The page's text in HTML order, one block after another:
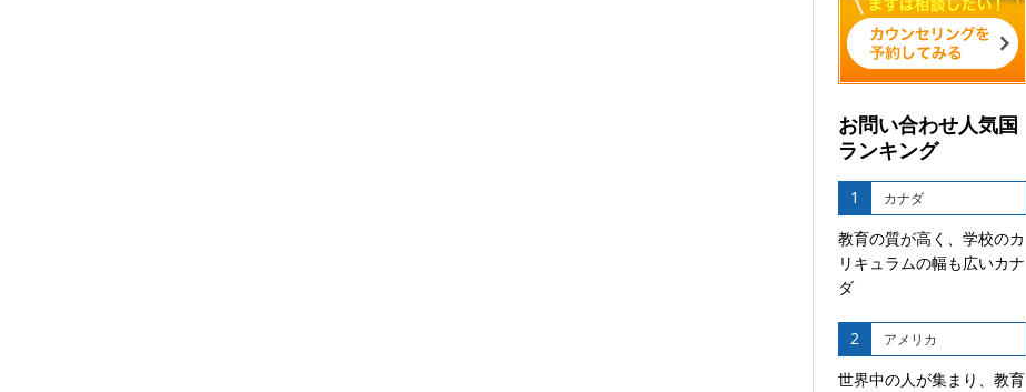
お問い合わせ人気国
ランキング
1 カナダ
教育の質が高く、学校のカ
リキュラムの幅も広いカナ
ダ
2 アメリカ
世界中の人が集まり、教育